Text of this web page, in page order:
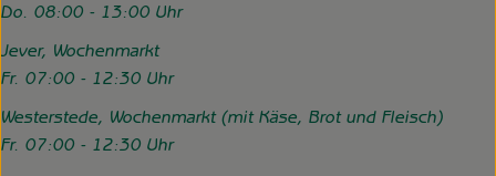
Do. 08:00 - 13:00 Uhr
Jever, Wochenmarkt
Fr. 07:00 - 12:30 Uhr
Westerstede, Wochenmarkt (mit Käse, Brot und Fleisch)
Fr. 07:00 - 12:30 Uhr